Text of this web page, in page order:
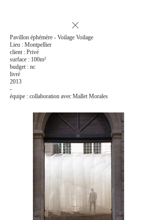
Pavillon éphémère - Voilage Voilage
Lieu : Montpellier
client : Privé
surface : 100m²
budget : nc
livré
2013
-
équipe : collaboration avec Mallet Morales